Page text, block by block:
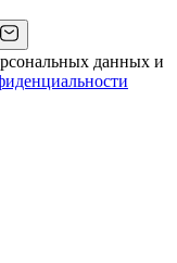
данных и